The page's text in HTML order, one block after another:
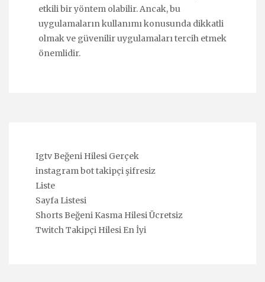
etkili bir yöntem olabilir. Ancak, bu
uygulamaların kullanımı konusunda dikkatli
olmak ve güvenilir uygulamaları tercih etmek
önemlidir.
Igtv Beğeni Hilesi Gerçek
instagram bot takipçi şifresiz
Liste
Sayfa Listesi
Shorts Beğeni Kasma Hilesi Ücretsiz
Twitch Takipçi Hilesi En İyi